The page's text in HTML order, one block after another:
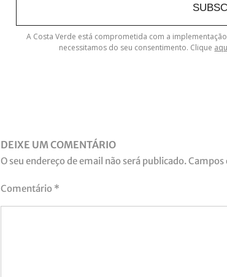
A Costa Verde está comprometida com a
necessitamos do seu consentimento. Clique
DEIXE UM COMENTÁRIO
O seu endereço de email não será publicado.Campos
Comentário *